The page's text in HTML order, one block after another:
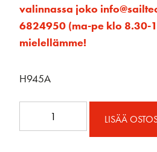
valinnassa joko
6824950 (ma-pe klo 8.30-
mielellämme!
H945A
LISÄÄ